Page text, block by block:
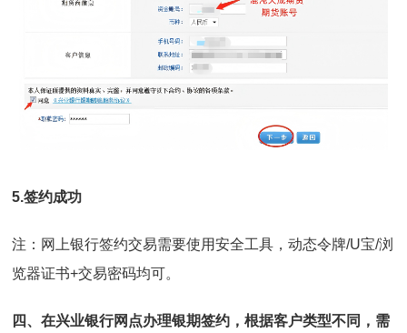
5.签约成功
注：网上银行签约交易需要使用安全工具，动态令牌/U宝/浏
览器证书+交易密码均可。
四、在兴业银行网点办理银期签约，根据客户类型不同，需